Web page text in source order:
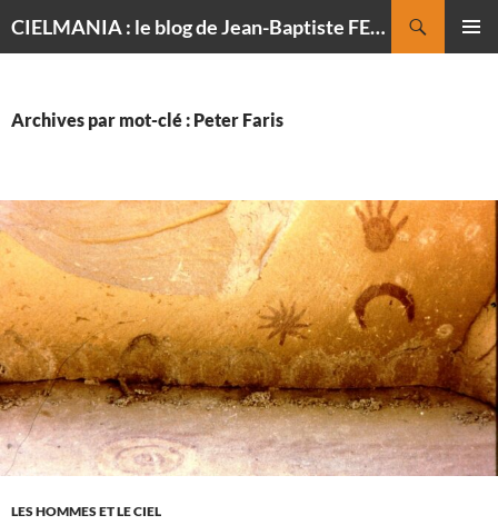
CIELMANIA : le blog de Jean-Baptiste FELDMANN, photographe du ciel
Archives par mot-clé : Peter Faris
LES HOMMES ET LE CIEL